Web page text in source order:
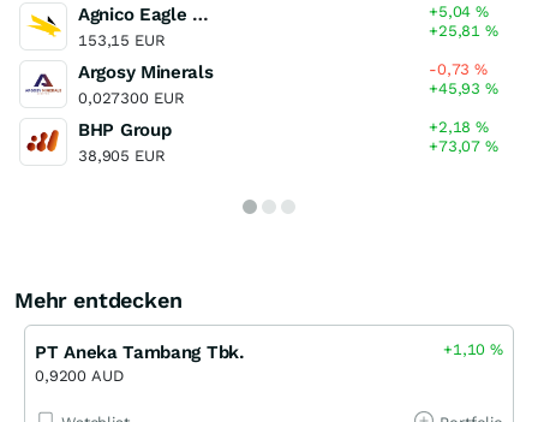
Agnico Eagle Mines
153,15 EUR
+5,04%
+25,81%
Argosy Minerals
0,027300 EUR
-0,73%
+45,93%
BHP Group
38,905 EUR
+2,18%
+73,07%
Mehr entdecken
PT Aneka Tambang Tbk.
0,9200 AUD
+1,10%